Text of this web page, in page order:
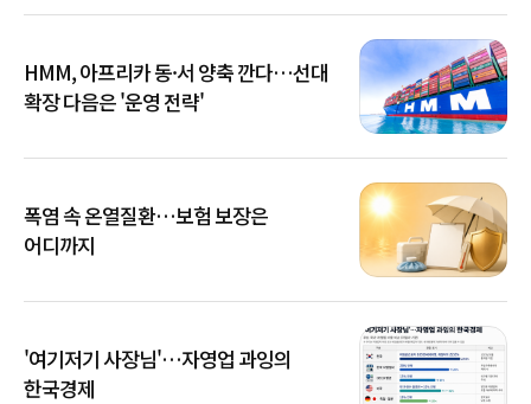
HMM, 아프리카 동·서 양축 깐다…선대
확장 다음은 '운영 전략'
폭염 속 온열질환…보험 보장은
어디까지
'여기저기 사장님'…자영업 과잉의
한국경제